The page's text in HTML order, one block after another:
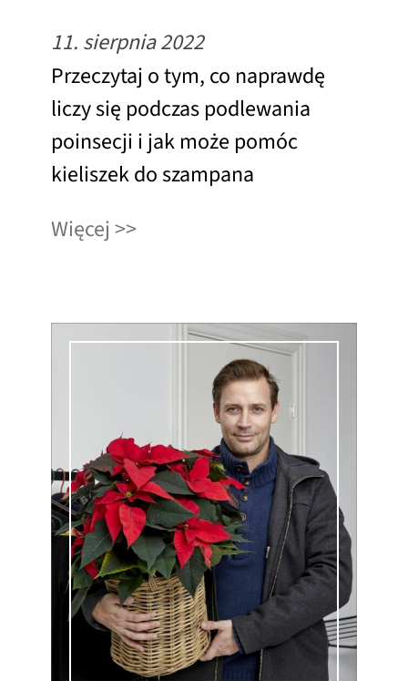
11. sierpnia 2022
Przeczytaj o tym, co naprawdę
liczy się podczas podlewania
poinsecji i jak może pomóc
kieliszek do szampana
Więcej